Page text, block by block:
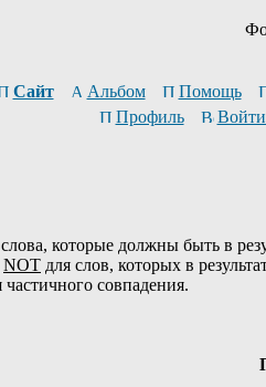
Сайт Альбом Помощь
Профиль
которые должны быть в
NOT для слов, которых в
совпадения.